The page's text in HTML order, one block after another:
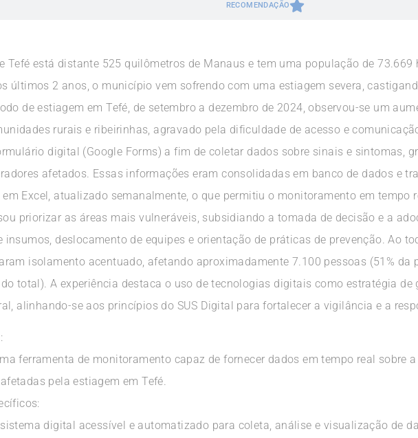
RECOMENDAÇÃO
Tefé está distante 525 quilômetros de Manaus e tem uma população de
últimos 2 anos, o município vem sofrendo com uma estiagem severa,
de estiagem em Tefé, de setembro a dezembro de 2024, observou-se um
rurais e ribeirinhas, agravado pela dificuldade de acesso e
digital (Google Forms) a fim de coletar dados sobre sinais e sintomas,
afetados. Essas informações eram consolidadas em banco de dados e
Excel, atualizado semanalmente, o que permitiu o monitoramento em tempo
priorizar as áreas mais vulneráveis, subsidiando a tomada de decisão e a
insumos, deslocamento de equipes e orientação de práticas de prevenção. Ao
isolamento acentuado, afetando aproximadamente 7.100 pessoas (51% da
total). A experiência destaca o uso de tecnologias digitais como estratégia de
alinhando-se aos princípios do SUS Digital para fortalecer a vigilância e a
ferramenta de monitoramento capaz de fornecer dados em tempo real sobre
pela estiagem em Tefé.
digital acessível e automatizado para coleta, análise e visualização de